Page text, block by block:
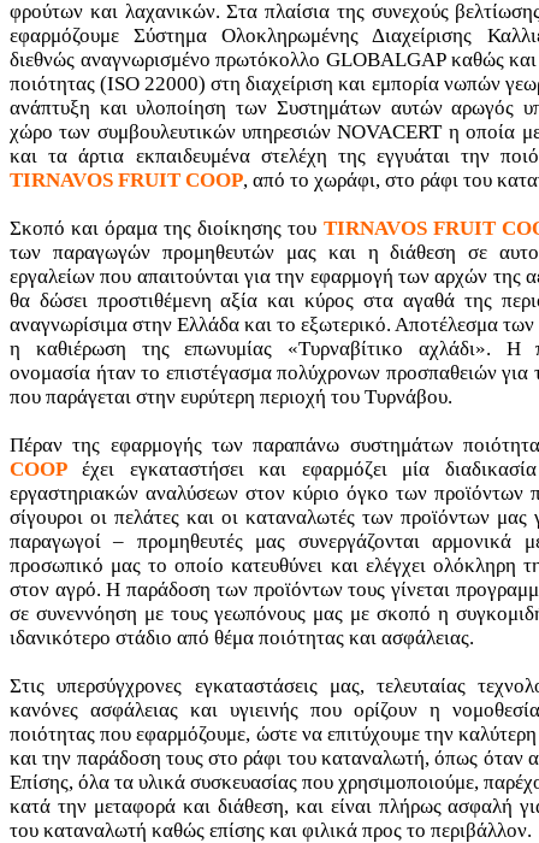
φρούτων και λαχανικών. Στα πλαίσια της συνεχούς
εφαρμόζουμε Σύστημα Ολοκληρωμένης Διαχείρισης
διεθνώς αναγνωρισμένο πρωτόκολλο GLOBALGAP καθώς
ποιότητας (ISO 22000) στη διαχείριση και εμπορία νωπών
ανάπτυξη και υλοποίηση των Συστημάτων αυτών αρωγός
χώρο των συμβουλευτικών υπηρεσιών NOVACERT η οποία
και τα άρτια εκπαιδευμένα στελέχη της εγγυάται την
TIRNAVOS FRUIT COOP, από το χωράφι, στο ράφι του
Σκοπό και όραμα της διοίκησης του TIRNAVOS FRUIT
των παραγωγών προμηθευτών μας και η διάθεση σε
εργαλείων που απαιτούνται για την εφαρμογή των αρχών της
θα δώσει προστιθέμενη αξία και κύρος στα αγαθά της
αναγνωρίσιμα στην Ελλάδα και το εξωτερικό. Αποτέλεσμα
η καθιέρωση της επωνυμίας «Τυρναβίτικο αχλάδι». Η
ονομασία ήταν το επιστέγασμα πολύχρονων προσπαθειών για
που παράγεται στην ευρύτερη περιοχή του Τυρνάβου.
Πέραν της εφαρμογής των παραπάνω συστημάτων
COOP έχει εγκαταστήσει και εφαρμόζει μία
εργαστηριακών αναλύσεων στον κύριο όγκο των προϊόντων
σίγουροι οι πελάτες και οι καταναλωτές των προϊόντων
παραγωγοί – προμηθευτές μας συνεργάζονται αρμονικά
προσωπικό μας το οποίο κατευθύνει και ελέγχει ολόκληρη
στον αγρό. Η παράδοση των προϊόντων τους γίνεται
σε συνεννόηση με τους γεωπόνους μας με σκοπό η
ιδανικότερο στάδιο από θέμα ποιότητας και ασφάλειας.
Στις υπερσύγχρονες εγκαταστάσεις μας, τελευταίας
κανόνες ασφάλειας και υγιεινής που ορίζουν η
ποιότητας που εφαρμόζουμε, ώστε να επιτύχουμε την
και την παράδοση τους στο ράφι του καταναλωτή, όπως όταν
Επίσης, όλα τα υλικά συσκευασίας που χρησιμοποιούμε,
κατά την μεταφορά και διάθεση, και είναι πλήρως ασφαλή
του καταναλωτή καθώς επίσης και φιλικά προς το περιβάλλον.